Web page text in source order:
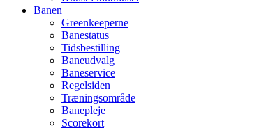
Banen
Greenkeeperne
Banestatus
Tidsbestilling
Baneudvalg
Baneservice
Regelsiden
Træningsområde
Banepleje
Scorekort